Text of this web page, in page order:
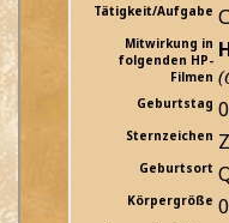
Tätigkeit/Aufgabe
Mitwirkung in
folgenden HP-
Filmen
Geburtstag
Sternzeichen
Geburtsort
Körpergröße